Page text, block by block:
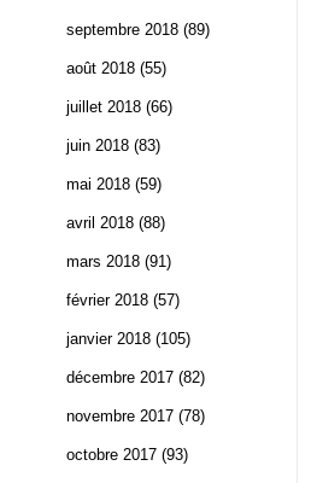
septembre 2018 (89)
août 2018 (55)
juillet 2018 (66)
juin 2018 (83)
mai 2018 (59)
avril 2018 (88)
mars 2018 (91)
février 2018 (57)
janvier 2018 (105)
décembre 2017 (82)
novembre 2017 (78)
octobre 2017 (93)